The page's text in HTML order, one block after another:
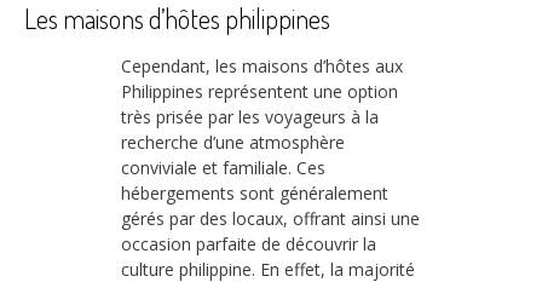
Les maisons d’hôtes philippines
Cependant, les maisons d’hôtes aux
Philippines représentent une option
très prisée par les voyageurs à la
recherche d’une atmosphère
conviviale et familiale. Ces
hébergements sont généralement
gérés par des locaux, offrant ainsi une
occasion parfaite de découvrir la
culture philippine. En effet, la majorité